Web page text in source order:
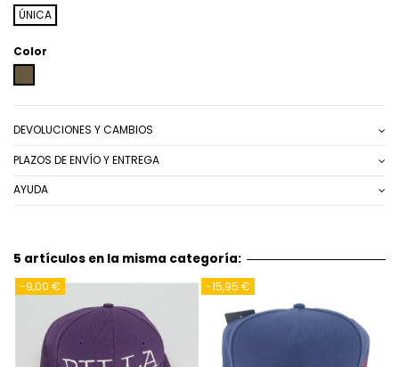
ÚNICA
Color
DEVOLUCIONES Y CAMBIOS
PLAZOS DE ENVÍO Y ENTREGA
AYUDA
5 artículos en la misma categoría:
-9,00 € -15,95 €